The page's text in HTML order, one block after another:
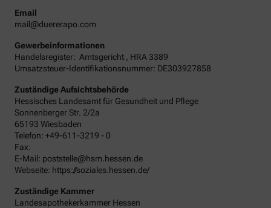
Email
mail@duererapo.com
Gewerbeinformationen
Handelsregister: Amtsgericht HRA 3389
Umsatzsteuer-Identifikationsnummer: DE303927858
Zuständige Aufsichtsbehörde
Hessisches Landesamt für Gesundheit und Pflege
Sonnenberger Str. 2/2a
65193 Wiesbaden
Telefon: +49-611-3219 - 0
Fax:
E-Mail: poststelle@hsm.hessen.de
Webseite: https://soziales.hessen.de/
Zuständige Kammer
Landesapothekerkammer Hessen